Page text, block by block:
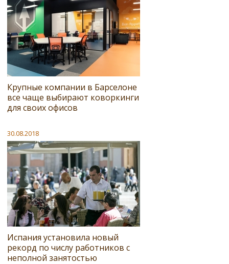
Крупные компании в Барселоне
все чаще выбирают коворкинги
для своих офисов
30.08.2018
Испания установила новый
рекорд по числу работников с
неполной занятостью